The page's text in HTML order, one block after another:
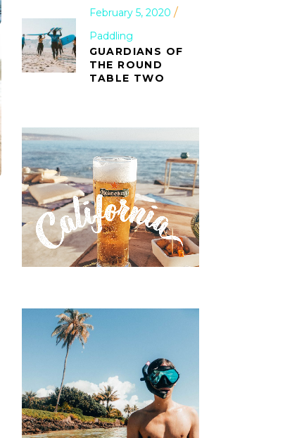
February 5, 2020
Paddling
GUARDIANS OF
THE ROUND
TABLE TWO